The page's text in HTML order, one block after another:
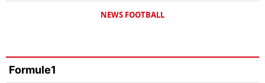
NEWS FOOTBALL
Formule1